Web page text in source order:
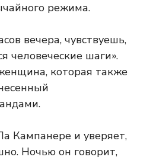
режима.
вечера, чувствуешь,
человеческие шаги».
которая также
Кампанере и уверяет,
Ночью он говорит,